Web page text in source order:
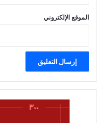
الموقع الإلكتروني